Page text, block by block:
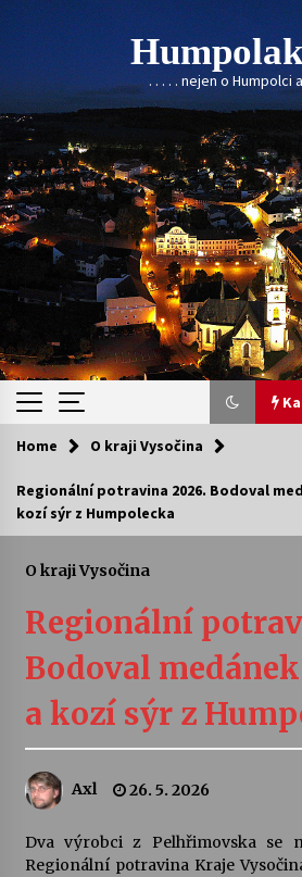
Skip
to
content
. . . . . nejen o Humpolci
Kam za kulturou?
Vernisáž výstavy
30. 7. 2026
Veselí muzikanti
30. 7. 2026
šedesátka: 28. 7.–1. 8.
28. 7. 2026
Home O kraji Vysočina
Regionální potravina 2026. Bodoval
kozí sýr z Humpolecka
O kraji Vysočina
Regionální
Bodoval
a kozí sýr z
Axl 26. 5. 2026
Dva výrobci z Pelhřimovska se
Regionální potravina Kraje